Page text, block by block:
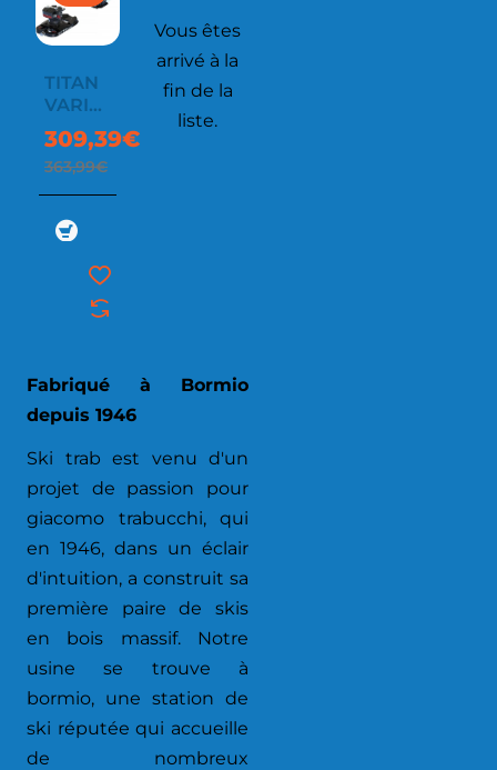
TITAN
VARIO.
2
309,39€
363,99€
Vous êtes
arrivé à la
fin de la
liste.
Fabriqué à Bormio
depuis 1946
Ski trab est venu d'un
projet de passion pour
giacomo trabucchi, qui
en 1946, dans un éclair
d'intuition, a construit sa
première paire de skis
en bois massif. Notre
usine se trouve à
bormio, une station de
ski réputée qui accueille
de nombreux